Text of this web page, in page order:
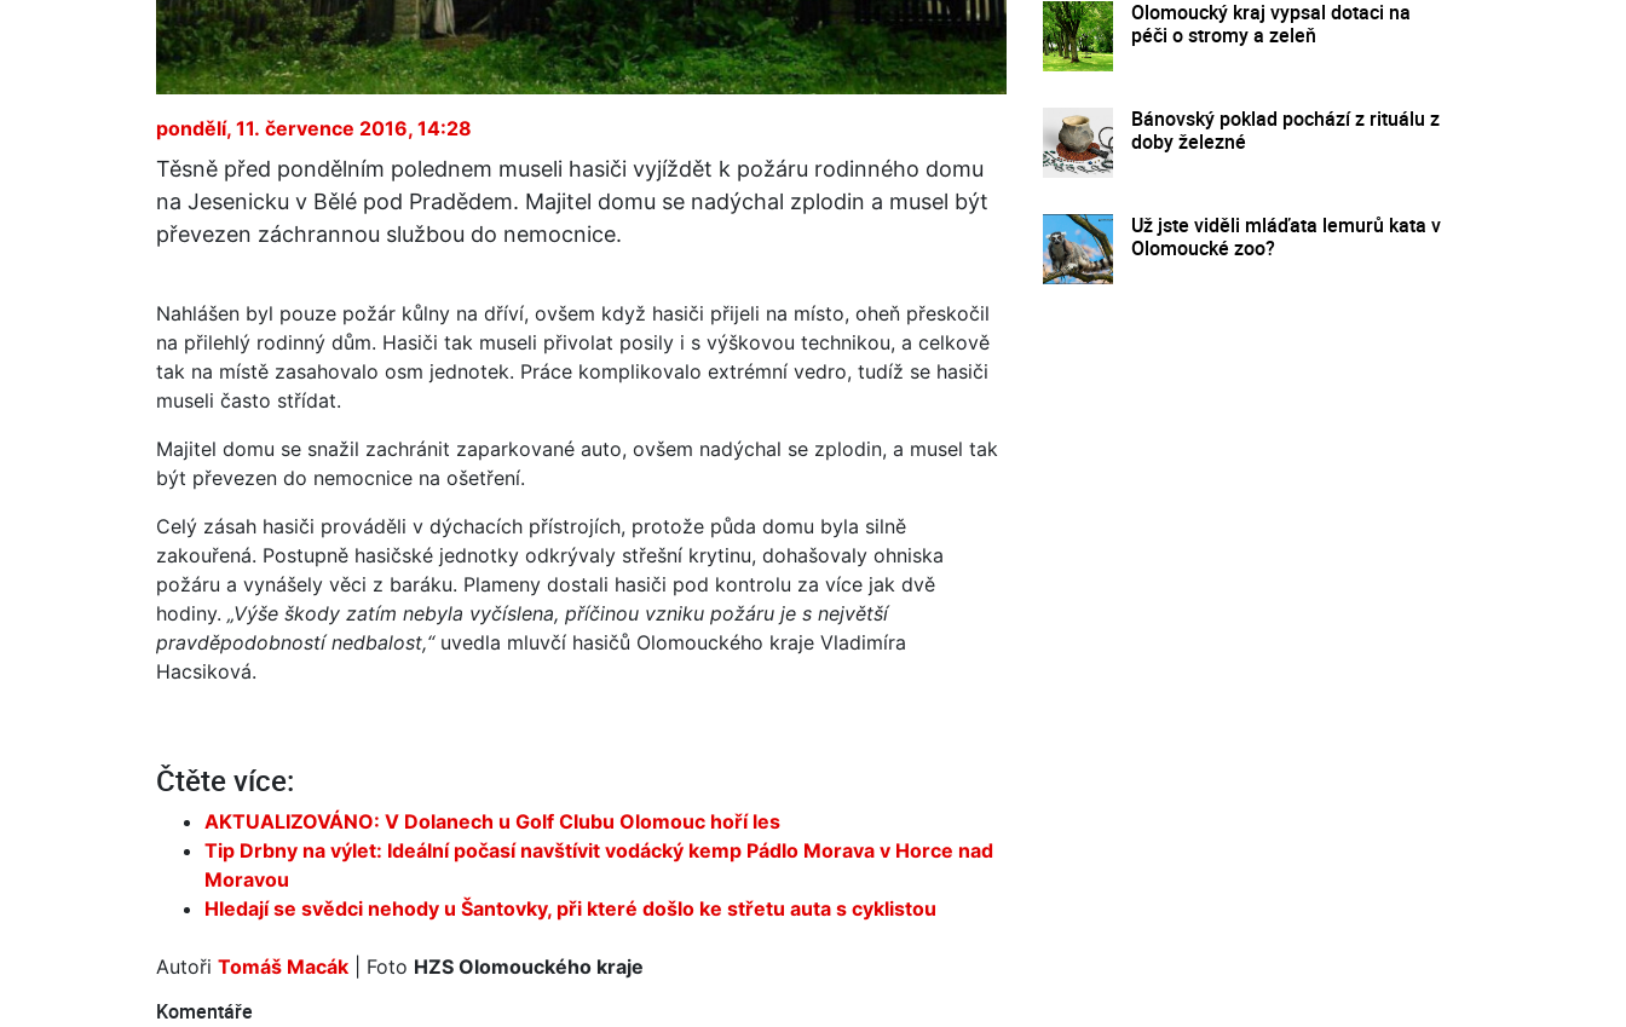
pondělí, 11. července 2016, 14:28
Těsně před pondělním polednem museli hasiči vyjíždět k požáru rodinného domu
na Jesenicku v Bělé pod Pradědem. Majitel domu se nadýchal zplodin a musel být
převezen záchrannou službou do nemocnice.
Nahlášen byl pouze požár kůlny na dříví, ovšem když hasiči přijeli na místo, oheň přeskočil
na přilehlý rodinný dům. Hasiči tak museli přivolat posily i s výškovou technikou, a celkově
tak na místě zasahovalo osm jednotek. Práce komplikovalo extrémní vedro, tudíž se hasiči
museli často střídat.
Majitel domu se snažil zachránit zaparkované auto, ovšem nadýchal se zplodin, a musel tak
být převezen do nemocnice na ošetření.
Celý zásah hasiči prováděli v dýchacích přístrojích, protože půda domu byla silně
zakouřená. Postupně hasičské jednotky odkrývaly střešní krytinu, dohašovaly ohniska
požáru a vynášely věci z baráku. Plameny dostali hasiči pod kontrolu za více jak dvě
hodiny. „Výše škody zatím nebyla vyčíslena, příčinou vzniku požáru je s největší
pravděpodobností nedbalost,“uvedla mluvčí hasičů Olomouckého kraje Vladimíra
Hacsiková.
Čtěte více:
AKTUALIZOVÁNO: V Dolanech u Golf Clubu Olomouc hoří les
Tip Drbny na výlet: Ideální počasí navštívit vodácký kemp Pádlo Morava v Horce nad
Moravou
Hledají se svědci nehody u Šantovky, při které došlo ke střetu auta s cyklistou
Autoři Tomáš Macák | Foto HZS Olomouckého kraje
Komentáře
Olomoucký kraj vypsal dotaci na
péči o stromy a zeleň
Bánovský poklad pochází z rituálu z
doby železné
Už jste viděli mláďata lemurů kata v
Olomoucké zoo?